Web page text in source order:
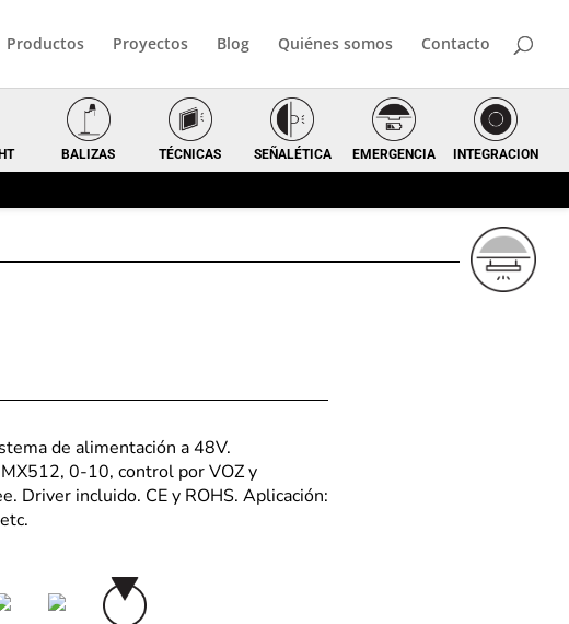
Productos Proyectos Blog Quiénes somos Contacto
BALIZAS TÉCNICAS SEÑALÉTICA EMERGENCIA INTEGRACION
de alimentación a 48V.
0-10, control por VOZ y
Driver incluido. CE y ROHS. Aplicación: